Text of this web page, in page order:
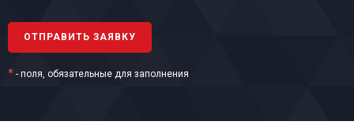
* - поля, обязательные для заполнения